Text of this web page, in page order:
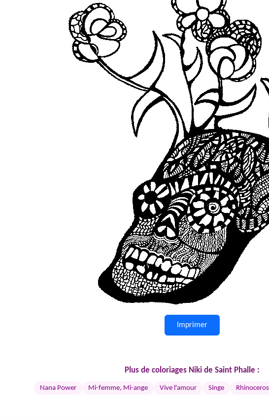
Imprimer
Plus de coloriages Niki de Saint Phalle :
Nana Power Mi-femme, Mi-ange Vive l'amour Singe